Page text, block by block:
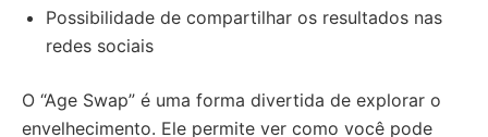
Possibilidade de compartilhar os resultados nas
redes sociais
O “Age Swap” é uma forma divertida de explorar o
envelhecimento. Ele permite ver como você pode